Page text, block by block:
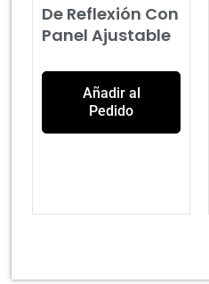
De Reflexión Con
Panel Ajustable
Añadir al
Pedido